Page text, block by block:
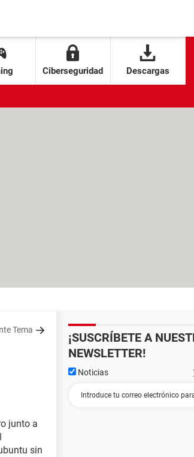
Ciberseguridad Descargas
Tema
junto a
sin
¡SUSCRÍBETE A
NEWSLETTER!
Noticias